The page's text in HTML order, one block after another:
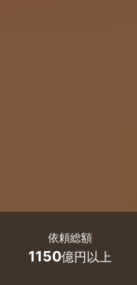
依頼総額
1150億円以上